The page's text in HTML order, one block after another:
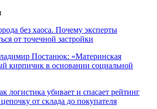
без хаоса. Почему эксперты
от точечной застройки
Постанюк: «Материнская
кирпичик в основании социальной
логистика убивает и спасает рейтинг
от склада до покупателя